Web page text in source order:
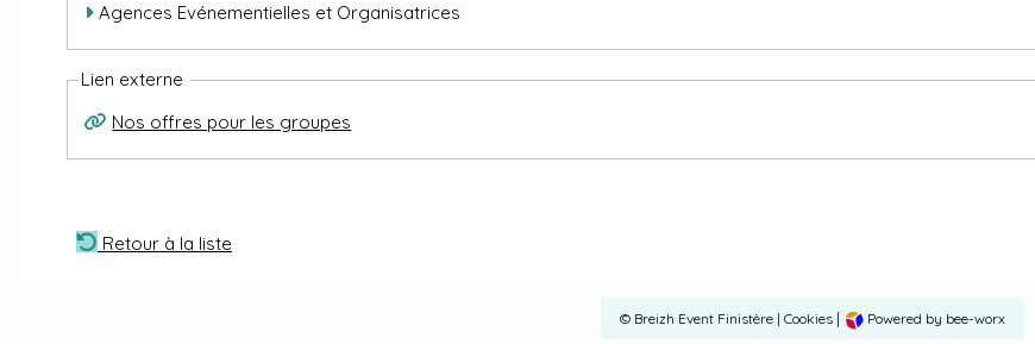
Agences Evénementielles et Organisatrices
Lien externe
Nos offres pour les groupes
Retour à la liste
© Breizh Event Finistère | Cookies | Powered by bee-worx